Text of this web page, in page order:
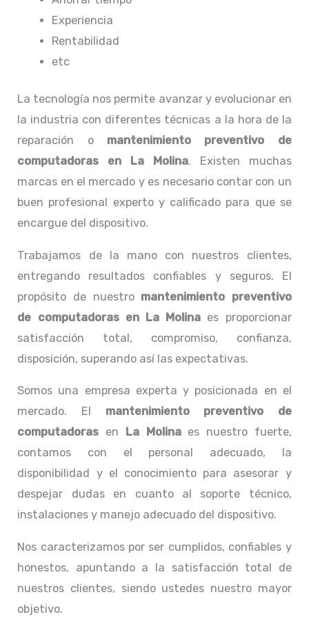
Experiencia
Rentabilidad
etc
La tecnología nos permite avanzar y evolucionar en
la industria con diferentes técnicas a la hora de la
reparación o mantenimiento preventivo de
computadoras en La Molina. Existen muchas
marcas en el mercado y es necesario contar con un
buen profesional experto y calificado para que se
encargue del dispositivo.
Trabajamos de la mano con nuestros clientes,
entregando resultados confiables y seguros. El
propósito de nuestro mantenimiento preventivo
de computadoras en La Molina es proporcionar
satisfacción total, compromiso, confianza,
disposición, superando así las expectativas.
Somos una empresa experta y posicionada en el
mercado. El mantenimiento preventivo de
computadoras en La Molinaes nuestro fuerte,
contamos con el personal adecuado, la
disponibilidad y el conocimiento para asesorar y
despejar dudas en cuanto al soporte técnico,
instalaciones y manejo adecuado del dispositivo.
Nos caracterizamos por ser cumplidos, confiables y
honestos, apuntando a la satisfacción total de
nuestros clientes, siendo ustedes nuestro mayor
objetivo.